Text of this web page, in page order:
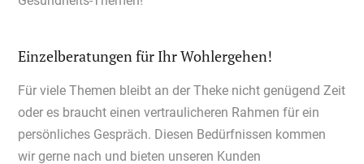
Einzelberatungen für Ihr Wohlergehen!
Für viele Themen bleibt an der Theke nicht genügend Zeit
oder es braucht einen vertraulicheren Rahmen für ein
persönliches Gespräch. Diesen Bedürfnissen kommen
wir gerne nach und bieten unseren Kunden